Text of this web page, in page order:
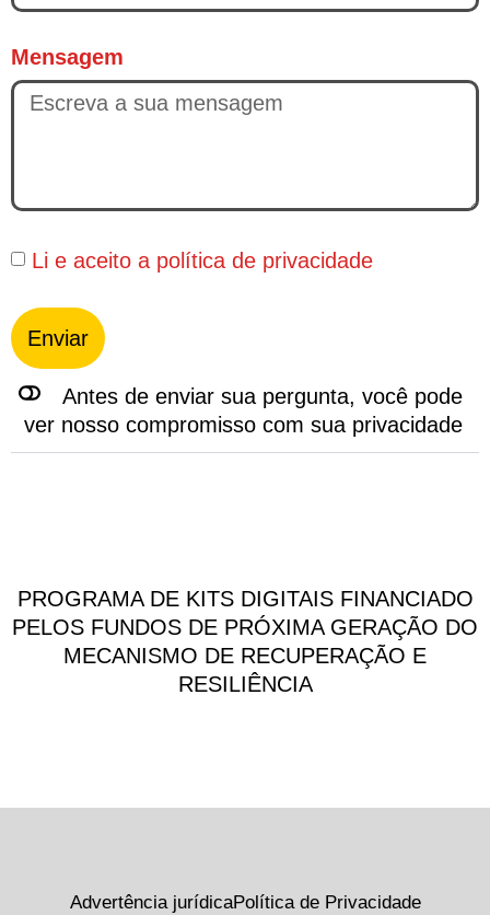
Mensagem
Li e aceito a política de privacidade
Enviar
Antes de enviar sua pergunta, você pode
ver nosso compromisso com sua privacidade
PROGRAMA DE KITS DIGITAIS FINANCIADO
PELOS FUNDOS DE PRÓXIMA GERAÇÃO DO
MECANISMO DE RECUPERAÇÃO E
RESILIÊNCIA
Advertência jurídicaPolítica de Privacidade